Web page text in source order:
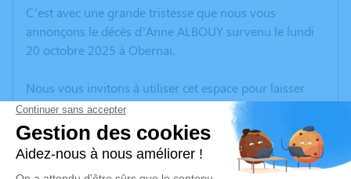
C’est avec une grande tristesse que nous vous
annonçons le décès d’Anne ALBOUY survenu le lundi
20 octobre 2025 à Obernai.
Nous vous invitons à utiliser cet espace pour laisser
vos condoléances, partager des photos souvenirs, une
anecdote ou exprimer vos pensées à travers des
poèmes ou des textes. Cet endroit est un lieu
d'expression dédié à honorer la mémoire d’Anne